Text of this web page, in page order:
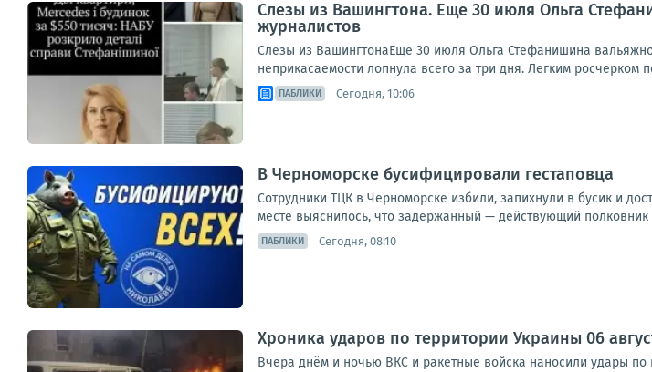
Слезы из Вашингтона. Еще 30 июля Ольга
журналистов
Слезы из ВашингтонаЕще 30 июля Ольга Стефанишина
неприкасаемости лопнула всего за три дня. Легким
ПАБЛИКИ Сегодня, 10:06
В Черноморске бусифицировали гестаповца
Сотрудники ТЦК в Черноморске избили, запихнули в бусик и
месте выяснилось, что задержанный — действующий полковник
ПАБЛИКИ Сегодня, 08:10
Хроника ударов по территории Украины 06
Вчера днём и ночью ВКС и ракетные войска наносили удары по